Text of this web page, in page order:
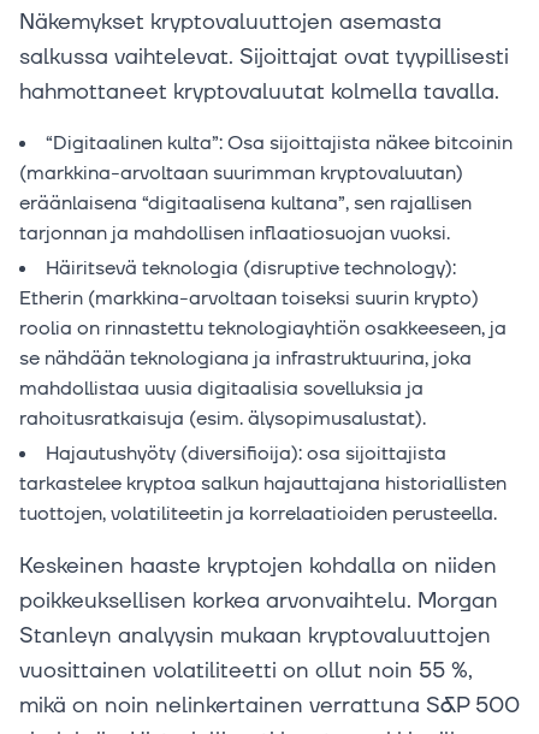
Näkemykset kryptovaluuttojen asemasta
salkussa vaihtelevat. Sijoittajat ovat tyypillisesti
hahmottaneet kryptovaluutat kolmella tavalla.
“Digitaalinen kulta”: Osa sijoittajista näkee bitcoinin
(markkina-arvoltaan suurimman kryptovaluutan)
eräänlaisena “digitaalisena kultana”, sen rajallisen
tarjonnan ja mahdollisen inflaatiosuojan vuoksi.
Häiritsevä teknologia (disruptive technology):
Etherin (markkina-arvoltaan toiseksi suurin krypto)
roolia on rinnastettu teknologiayhtiön osakkeeseen, ja
se nähdään teknologiana ja infrastruktuurina, joka
mahdollistaa uusia digitaalisia sovelluksia ja
rahoitusratkaisuja (esim. älysopimusalustat).
Hajautushyöty (diversifioija): osa sijoittajista
tarkastelee kryptoa salkun hajauttajana historiallisten
tuottojen, volatiliteetin ja korrelaatioiden perusteella.
Keskeinen haaste kryptojen kohdalla on niiden
poikkeuksellisen korkea arvonvaihtelu. Morgan
Stanleyn analyysin mukaan kryptovaluuttojen
vuosittainen volatiliteetti on ollut noin 55 %,
mikä on noin nelinkertainen verrattuna S&P 500